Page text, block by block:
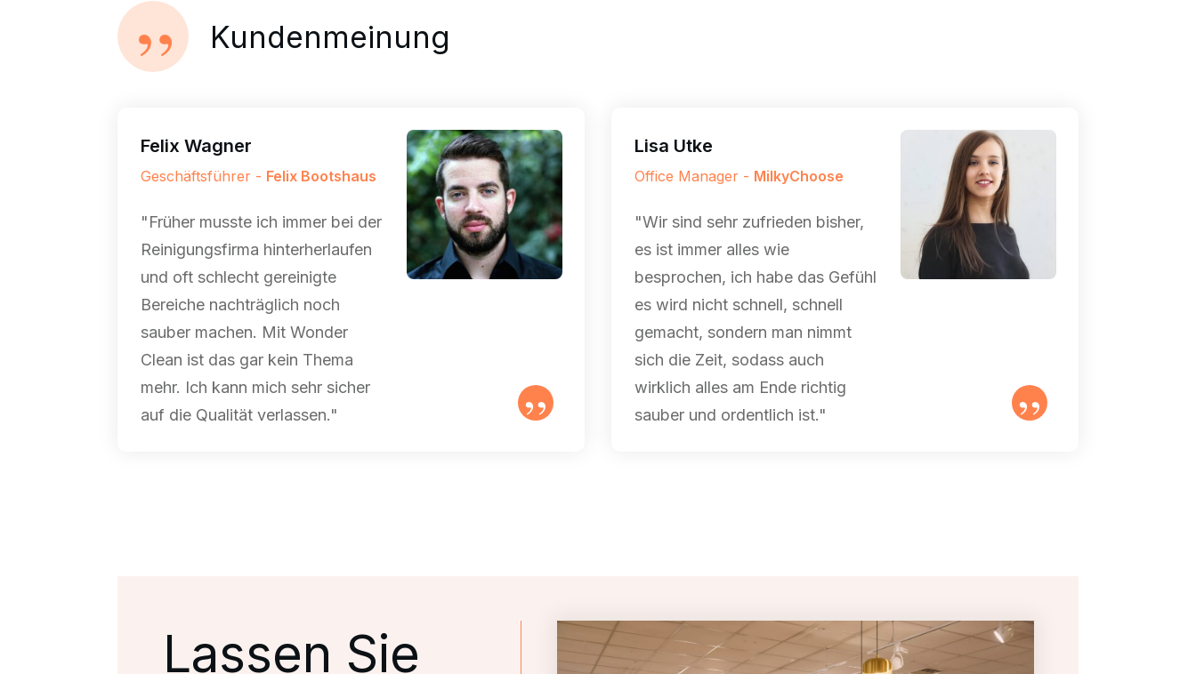
” Kundenmeinung
Felix Wagner
Geschäftsführer - Felix Bootshaus
"Früher musste ich immer bei der
Reinigungsfirma hinterherlaufen
und oft schlecht gereinigte
Bereiche nachträglich noch
sauber machen. Mit Wonder
Clean ist das gar kein Thema
mehr. Ich kann mich sehr sicher
auf die Qualität verlassen."
”
Lisa Utke
Office Manager - MilkyChoose
"Wir sind sehr zufrieden bisher,
es ist immer alles wie
besprochen, ich habe das Gefühl
es wird nicht schnell, schnell
gemacht, sondern man nimmt
sich die Zeit, sodass auch
wirklich alles am Ende richtig
sauber und ordentlich ist."
”
Lassen Sie